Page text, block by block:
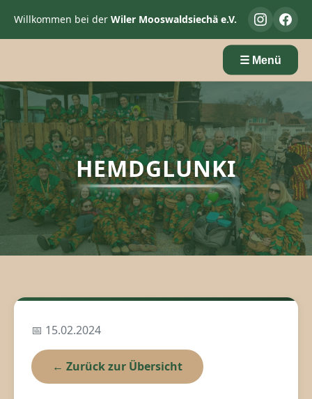
Willkommen bei der Wiler Mooswaldsiechä e.V.
☰ Menü
HEMDGLUNKI
📅 15.02.2024
← Zurück zur Übersicht